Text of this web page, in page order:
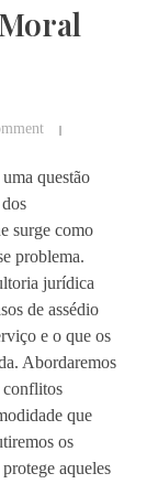
questão
surge como
problema.
jurídica
de assédio
e o que os
Abordaremos
conflitos
que
os
aqueles